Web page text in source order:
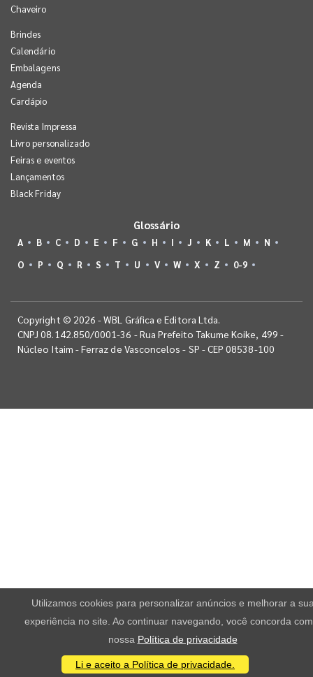
Chaveiro
Brindes
Calendário
Embalagens
Agenda
Cardápio
Revista Impressa
Livro personalizado
Feiras e eventos
Lançamentos
Black Friday
Glossário
A B C D E F G H I J K L M
N
O
P Q R S T U V W X Z 0-9
Copyright © 2026 - WBL Gráfica e Editora Ltda.
CNPJ 08.142.850/0001-36 - Rua Prefeito Takume Koike, 499 -
Núcleo Itaim - Ferraz de Vasconcelos - SP - CEP 08538-100
Utilizamos cookies para personalizar anúncios e melhorar a
experiência no site. Ao continuar navegando, você concorda
nossa Política de privacidade
Li e aceito a Política de privacidade.